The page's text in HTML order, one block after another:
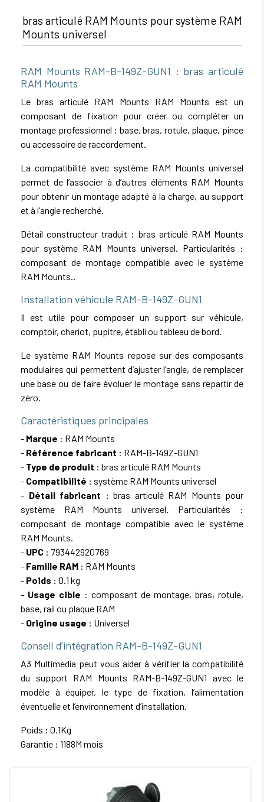
bras articulé RAM Mounts pour système RAM
Mounts universel
RAM Mounts RAM-B-149Z-GUN1 : bras articulé
RAM Mounts
Le bras articulé RAM Mounts RAM Mounts est un
composant de fixation pour créer ou compléter un
montage professionnel : base, bras, rotule, plaque, pince
ou accessoire de raccordement.
La compatibilité avec système RAM Mounts universel
permet de l’associer à d’autres éléments RAM Mounts
pour obtenir un montage adapté à la charge, au support
et à l’angle recherché.
Détail constructeur traduit : bras articulé RAM Mounts
pour système RAM Mounts universel. Particularités :
composant de montage compatible avec le système
RAM Mounts..
Installation véhicule RAM-B-149Z-GUN1
Il est utile pour composer un support sur véhicule,
comptoir, chariot, pupitre, établi ou tableau de bord.
Le système RAM Mounts repose sur des composants
modulaires qui permettent d’ajuster l’angle, de remplacer
une base ou de faire évoluer le montage sans repartir de
zéro.
Caractéristiques principales
- Marque : RAM Mounts
- Référence fabricant : RAM-B-149Z-GUN1
- Type de produit : bras articulé RAM Mounts
- Compatibilité : système RAM Mounts universel
- Détail fabricant : bras articulé RAM Mounts pour
système RAM Mounts universel. Particularités :
composant de montage compatible avec le système
RAM Mounts.
- UPC : 793442920769
- Famille RAM : RAM Mounts
- Poids : 0.1 kg
- Usage cible : composant de montage, bras, rotule,
base, rail ou plaque RAM
- Origine usage : Universel
Conseil d’intégration RAM-B-149Z-GUN1
A3 Multimedia peut vous aider à vérifier la compatibilité
du support RAM Mounts RAM-B-149Z-GUN1 avec le
modèle à équiper, le type de fixation, l’alimentation
éventuelle et l’environnement d’installation.
Poids : 0.1Kg
Garantie : 1188M mois